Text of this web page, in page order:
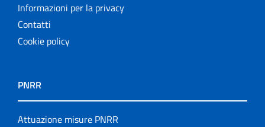
Informazioni per la privacy
Contatti
Cookie policy
PNRR
Attuazione misure PNRR